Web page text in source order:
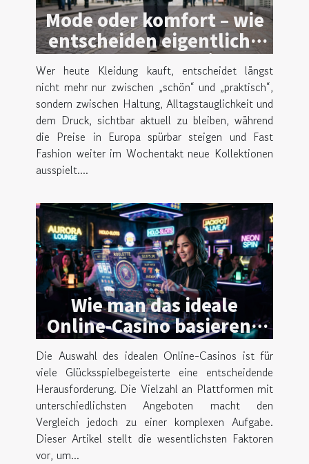
Mode oder komfort – wie
entscheiden eigentliche
trendsetter beim
kleidungskauf?
Wer heute Kleidung kauft, entscheidet längst
nicht mehr nur zwischen „schön“ und „praktisch“,
sondern zwischen Haltung, Alltagstauglichkeit und
dem Druck, sichtbar aktuell zu bleiben, während
die Preise in Europa spürbar steigen und Fast
Fashion weiter im Wochentakt neue Kollektionen
ausspielt....
Wie man das ideale
Online-Casino basierend
auf Nutzerpräferenzen
auswählt
Die Auswahl des idealen Online-Casinos ist für
viele Glücksspielbegeisterte eine entscheidende
Herausforderung. Die Vielzahl an Plattformen mit
unterschiedlichsten Angeboten macht den
Vergleich jedoch zu einer komplexen Aufgabe.
Dieser Artikel stellt die wesentlichsten Faktoren
vor, um...